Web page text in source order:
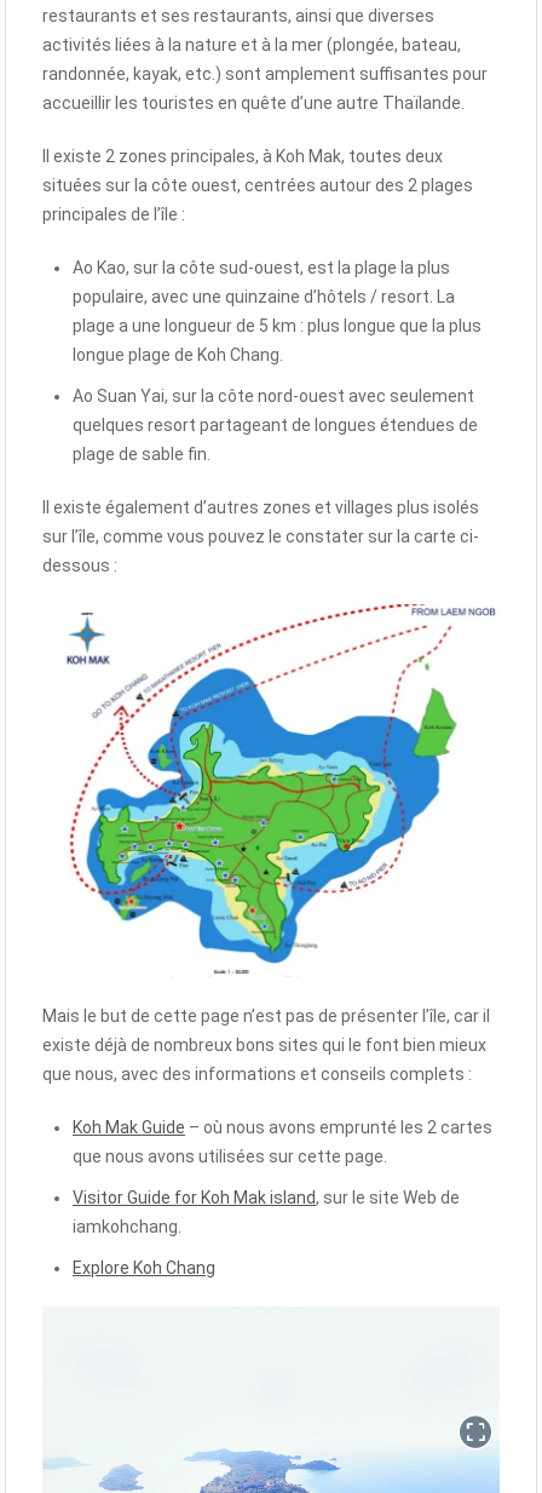
restaurants et ses restaurants, ainsi que diverses
activités liées à la nature et à la mer (plongée, bateau,
randonnée, kayak, etc.) sont amplement suffisantes pour
accueillir les touristes en quête d’une autre Thaïlande.
Il existe 2 zones principales, à Koh Mak, toutes deux
situées sur la côte ouest, centrées autour des 2 plages
principales de l’île :
Ao Kao, sur la côte sud-ouest, est la plage la plus
populaire, avec une quinzaine d’hôtels / resort. La
plage a une longueur de 5 km : plus longue que la plus
longue plage de Koh Chang.
Ao Suan Yai, sur la côte nord-ouest avec seulement
quelques resort partageant de longues étendues de
plage de sable fin.
Il existe également d’autres zones et villages plus isolés
sur l’île, comme vous pouvez le constater sur la carte ci-
dessous :
Mais le but de cette page n’est pas de présenter l’île, car il
existe déjà de nombreux bons sites qui le font bien mieux
que nous, avec des informations et conseils complets :
Koh Mak Guide – où nous avons emprunté les 2 cartes
que nous avons utilisées sur cette page.
Visitor Guide for Koh Mak island, sur le site Web de
iamkohchang.
Explore Koh Chang